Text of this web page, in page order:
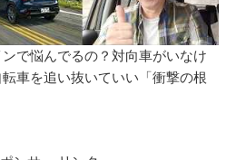
で悩んでるの？対向車がいなけ
車を追い抜いていい「衝撃の根